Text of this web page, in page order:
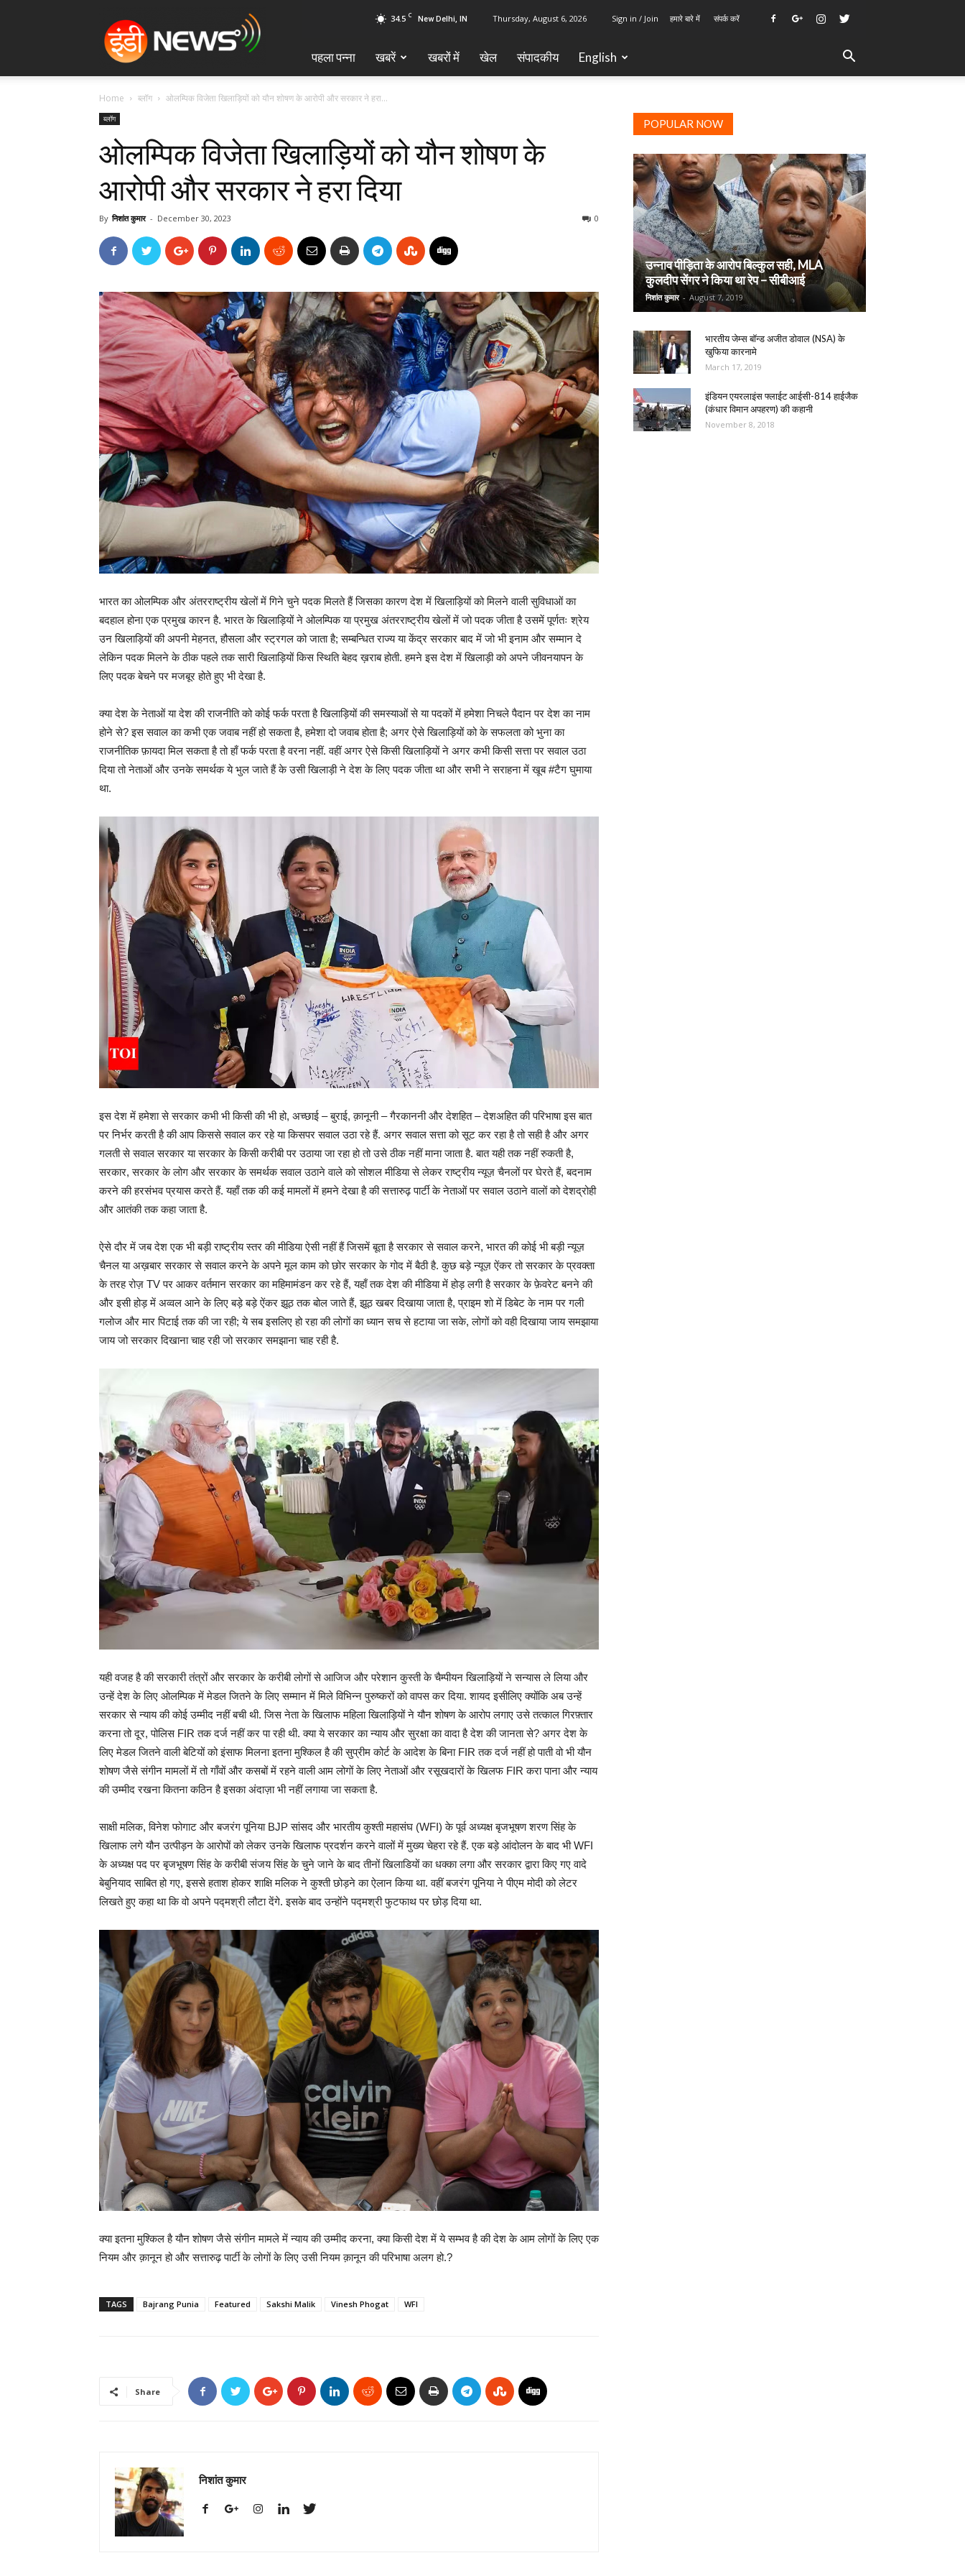
34.5 C New Delhi, IN Thursday, August 6, 2026 Sign in / Join हमारे बारे में संपर्क करें
पहला पन्ना खबरें खबरों में खेल ‎संपादकीय English
Home ब्लॉग ओलम्पिक विजेता खिलाड़ियों को यौन शोषण के आरोपी और सरकार ने हरा...
ब्लॉग
ओलम्पिक विजेता खिलाड़ियों को यौन शोषण के
आरोपी और सरकार ने हरा दिया
By निशांत कुमार - December 30, 2023 0
भारत का ओलम्पिक और अंतरराष्ट्रीय खेलों में गिने चुने पदक मिलते हैं जिसका कारण देश में खिलाड़ियों को मिलने वाली सुविधाओं का
बदहाल होना एक प्रमुख कारन है. भारत के खिलाड़ियों ने ओलम्पिक या प्रमुख अंतरराष्ट्रीय खेलों में जो पदक जीता है उसमें पूर्णतः श्रेय
उन खिलाड़ियों की अपनी मेहनत, हौसला और स्ट्रगल को जाता है; सम्बन्धित राज्य या केंद्र सरकार बाद में जो भी इनाम और सम्मान दे
लेकिन पदक मिलने के ठीक पहले तक सारी खिलाड़ियों किस स्थिति बेहद ख़राब होती. हमने इस देश में खिलाड़ी को अपने जीवनयापन के
लिए पदक बेचने पर मजबूर होते हुए भी देखा है.
क्या देश के नेताओं या देश की राजनीति को कोई फर्क परता है खिलाड़ियों की समस्याओं से या पदकों में हमेशा निचले पैदान पर देश का नाम
होने से? इस सवाल का कभी एक जवाब नहीं हो सकता है, हमेशा दो जवाब होता है; अगर ऐसे खिलाड़ियों को के सफलता को भुना का
राजनीतिक फ़ायदा मिल सकता है तो हाँ फर्क परता है वरना नहीं. वहीं अगर ऐसे किसी खिलाड़ियों ने अगर कभी किसी सत्ता पर सवाल उठा
दिया तो नेताओं और उनके समर्थक ये भुल जाते हैं के उसी खिलाड़ी ने देश के लिए पदक जीता था और सभी ने सराहना में खूब #टैग घुमाया
था.
इस देश में हमेशा से सरकार कभी भी किसी की भी हो, अच्छाई – बुराई, क़ानूनी – गैरकाननी और देशहित – देशअहित की परिभाषा इस बात
पर निर्भर करती है की आप किससे सवाल कर रहे या किसपर सवाल उठा रहे हैं. अगर सवाल सत्ता को सूट कर रहा है तो सही है और अगर
गलती से सवाल सरकार या सरकार के किसी करीबी पर उठाया जा रहा हो तो उसे ठीक नहीं माना जाता है. बात यही तक नहीं रुकती है,
सरकार, सरकार के लोग और सरकार के समर्थक सवाल उठाने वाले को सोशल मीडिया से लेकर राष्ट्रीय न्यूज़ चैनलों पर घेरते हैं, बदनाम
करने की हरसंभव प्रयास करते हैं. यहाँ तक की कई मामलों में हमने देखा है की सत्तारुढ़ पार्टी के नेताओं पर सवाल उठाने वालों को देशद्रोही
और आतंकी तक कहा जाता है.
ऐसे दौर में जब देश एक भी बड़ी राष्ट्रीय स्तर की मीडिया ऐसी नहीं हैं जिसमें बूता है सरकार से सवाल करने, भारत की कोई भी बड़ी न्यूज़
चैनल या अख़बार सरकार से सवाल करने के अपने मूल काम को छोर सरकार के गोद में बैठी है. कुछ बड़े न्यूज़ ऐंकर तो सरकार के प्रवक्ता
के तरह रोज़ TV पर आकर वर्तमान सरकार का महिमामंडन कर रहे हैं, यहाँ तक देश की मीडिया में होड़ लगी है सरकार के फ़ेवरेट बनने की
और इसी होड़ में अव्वल आने के लिए बड़े बड़े ऐंकर झूठ तक बोल जाते हैं, झूठ खबर दिखाया जाता है, प्राइम शो में डिबेट के नाम पर गली
गलोज और मार पिटाई तक की जा रही; ये सब इसलिए हो रहा की लोगों का ध्यान सच से हटाया जा सके, लोगों को वही दिखाया जाय समझाया
जाय जो सरकार दिखाना चाह रही जो सरकार समझाना चाह रही है.
यही वजह है की सरकारी तंत्रों और सरकार के करीबी लोगों से आजिज और परेशान कुस्ती के चैम्पीयन खिलाड़ियों ने सन्यास ले लिया और
उन्हें देश के लिए ओलम्पिक में मेडल जितने के लिए सम्मान में मिले विभिन्न पुरुष्करों को वापस कर दिया. शायद इसीलिए क्योंकि अब उन्हें
सरकार से न्याय की कोई उम्मीद नहीं बची थी. जिस नेता के खिलाफ महिला खिलाड़ियों ने यौन शोषण के आरोप लगाए उसे तत्काल गिरफ़्तार
करना तो दूर, पोलिस FIR तक दर्ज नहीं कर पा रही थी. क्या ये सरकार का न्याय और सुरक्षा का वादा है देश की जानता से? अगर देश के
लिए मेडल जितने वाली बेटियों को इंसाफ मिलना इतना मुश्किल है की सुप्रीम कोर्ट के आदेश के बिना FIR तक दर्ज नहीं हो पाती वो भी यौन
शोषण जैसे संगीन मामलों में तो गाँवों और कसबों में रहने वाली आम लोगों के लिए नेताओं और रसूखदारों के खिलफ FIR करा पाना और न्याय
की उम्मीद रखना कितना कठिन है इसका अंदाज़ा भी नहीं लगाया जा सकता है.
साक्षी मलिक, विनेश फोगाट और बजरंग पूनिया BJP सांसद और भारतीय कुश्ती महासंघ (WFI) के पूर्व अध्यक्ष बृजभूषण शरण सिंह के
खिलाफ लगे यौन उत्पीड़न के आरोपों को लेकर उनके खिलाफ प्रदर्शन करने वालों में मुख्य चेहरा रहे हैं. एक बड़े आंदोलन के बाद भी WFI
के अध्यक्ष पद पर बृजभूषण सिंह के करीबी संजय सिंह के चुने जाने के बाद तीनों खिलाडियों का धक्का लगा और सरकार द्वारा किए गए वादे
बेबुनियाद साबित हो गए, इससे हताश होकर शाक्षि मलिक ने कुश्ती छोड़ने का ऐलान किया था. वहीं बजरंग पूनिया ने पीएम मोदी को लेटर
लिखते हुए कहा था कि वो अपने पद्मश्री लौटा देंगे. इसके बाद उन्होंने पद्मश्री फुटफाथ पर छोड़ दिया था.
क्या इतना मुश्किल है यौन शोषण जैसे संगीन मामले में न्याय की उम्मीद करना, क्या किसी देश में ये सम्भव है की देश के आम लोगों के लिए एक
नियम और क़ानून हो और सत्तारुढ़ पार्टी के लोगों के लिए उसी नियम क़ानून की परिभाषा अलग हो.?
TAGS Bajrang Punia Featured Sakshi Malik Vinesh Phogat WFI
Share
निशांत कुमार
POPULAR NOW
उन्नाव पीड़िता के आरोप बिल्कुल सही, MLA
कुलदीप सेंगर ने किया था रेप – सीबीआई
निशांत कुमार - August 7, 2019
भारतीय जेम्स बॉन्ड अजीत डोवाल (NSA) के
खुफिया कारनामे
March 17, 2019
इंडियन एयरलाइंस फ्लाईट आईसी-814 हाईजैक
(कंधार विमान अपहरण) की कहानी
November 8, 2018